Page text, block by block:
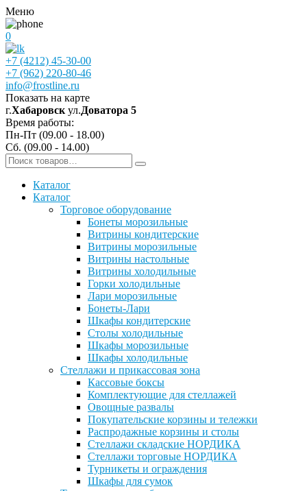
Меню
0
+7 (4212) 45-30-00
+7 (962) 220-80-46
info@frostline.ru
Показать на карте
г.Хабаровск ул.Доватора 5
Время работы:
Пн-Пт (09.00 - 18.00)
Сб. (09.00 - 14.00)
Каталог
Каталог
Торговое оборудование
Бонеты морозильные
Витрины кондитерские
Витрины морозильные
Витрины настольные
Витрины холодильные
Горки холодильные
Лари морозильные
Бонеты-Лари
Шкафы кондитерские
Столы холодильные
Шкафы морозильные
Шкафы холодильные
Стеллажи и прикассовая зона
Кассовые боксы
Комплектующие для стеллажей
Овощные развалы
Покупательские корзины и тележки
Распродажные корзины и столы
Стеллажи складские НОРДИКА
Стеллажи торговые НОРДИКА
Турникеты и ограждения
Шкафы для сумок